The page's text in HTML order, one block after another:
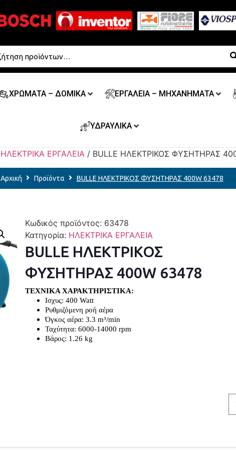
ΧΡΩΜΑΤΑ – ΔΟΜΙΚΑ ΕΡΓΑΛΕΙΑ – ΜΗΧΑΝΗΜΑΤΑ
ΥΔΡΑΥΛΙΚΑ
ΗΛΕΚΤΡΙΚΑ ΕΡΓΑΛΕΙΑ / BULLE ΗΛΕΚΤΡΙΚΟΣ ΦΥΣΗΤΗΡΑΣ
Αρχική Προϊόντα BULLE ΗΛΕΚΤΡΙΚΟΣ ΦΥΣΗΤΗΡΑΣ 400W 63478
Κωδικός προϊόντος: 63478
Κατηγορία: ΗΛΕΚΤΡΙΚΑ ΕΡΓΑΛΕΙΑ
BULLE ΗΛΕΚΤΡΙΚΟΣ
ΦΥΣΗΤΗΡΑΣ 400W 63478
ΤΕΧΝΙΚΑ ΧΑΡΑΚΤΗΡΙΣΤΙΚΑ:
Ισχυς: 400 Watt
Ρυθμιζόμενη ροή αέρα
Όγκος αέρα: 3.3 m³/min
Ταχύτητα: 6000-14000 rpm
Βάρος: 1.26 kg